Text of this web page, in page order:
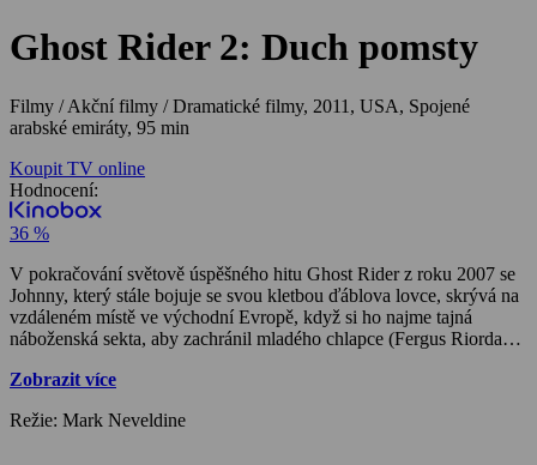
Ghost Rider 2: Duch pomsty
Filmy / Akční filmy / Dramatické filmy, 2011, USA, Spojené
arabské emiráty, 95 min
Koupit TV online
Hodnocení:
36 %
V pokračování světově úspěšného hitu Ghost Rider z roku 2007 se
Johnny, který stále bojuje se svou kletbou ďáblova lovce, skrývá na
vzdáleném místě ve východní Evropě, když si ho najme tajná
náboženská sekta, aby zachránil mladého chlapce (Fergus Riordan)
zodpovědnost Ghost Ridera, ale je to jediný způsob, jak ochránit
Zobrazit více
Režie: Mark Neveldine